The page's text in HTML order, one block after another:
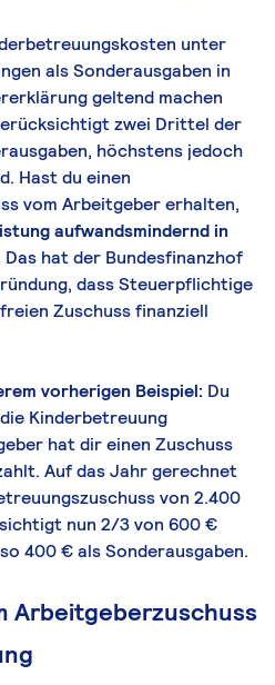
unter
als Sonderausgaben in
geltend machen
zwei Drittel der
höchstens jedoch
Hast du einen
vom Arbeitgeber erhalten,
aufwandsmindernd in
Das hat der Bundesfinanzhof
dass Steuerpflichtige
Zuschuss finanziell
vorherigen Beispiel: Du
Kinderbetreuung
hat dir einen Zuschuss
Auf das Jahr gerechnet
von 2.400
nun 2/3 von 600 €
400 € als Sonderausgaben.
Arbeitgeberzuschuss